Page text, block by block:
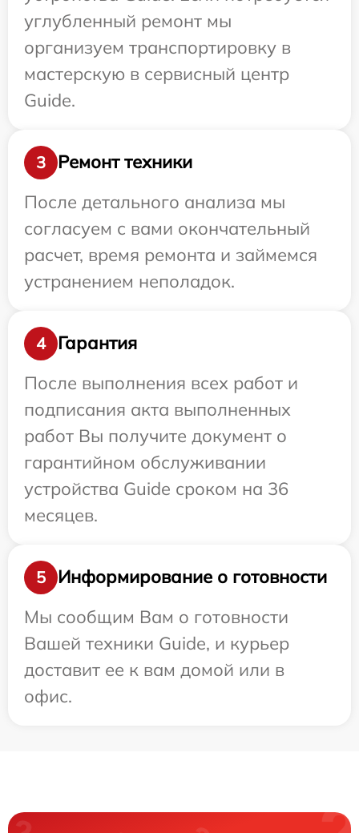
углубленный ремонт мы
организуем транспортировку в
мастерскую в сервисный центр
Guide.
3
Ремонт техники
После детального анализа мы
согласуем с вами окончательный
расчет, время ремонта и займемся
устранением неполадок.
4
Гарантия
После выполнения всех работ и
подписания акта выполненных
работ Вы получите документ о
гарантийном обслуживании
устройства Guide сроком на 36
месяцев.
5
Информирование о готовности
Мы сообщим Вам о готовности
Вашей техники Guide, и курьер
доставит ее к вам домой или в
офис.